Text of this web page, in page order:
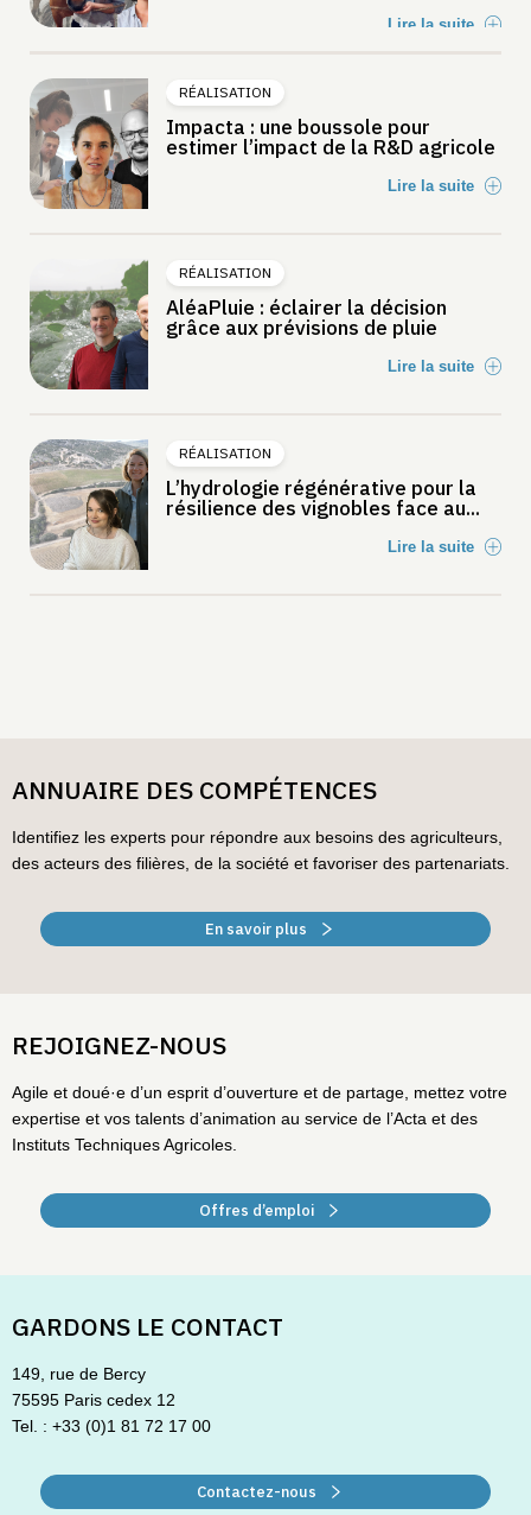
Lire la suite
RÉALISATION
Impacta : une boussole pour
estimer l’impact de la R&D agricole
Lire la suite
RÉALISATION
AléaPluie : éclairer la décision
grâce aux prévisions de pluie
Lire la suite
RÉALISATION
L’hydrologie régénérative pour la
résilience des vignobles face au...
Lire la suite
ANNUAIRE DES COMPÉTENCES
Identifiez les experts pour répondre aux besoins des agriculteurs,
des acteurs des filières, de la société et favoriser des partenariats.
En savoir plus
REJOIGNEZ-NOUS
Agile et doué·e d’un esprit d’ouverture et de partage, mettez votre
expertise et vos talents d’animation au service de l’Acta et des
Instituts Techniques Agricoles.
Offres d’emploi
GARDONS LE CONTACT
149, rue de Bercy
75595 Paris cedex 12
Tel. : +33 (0)1 81 72 17 00
Contactez-nous